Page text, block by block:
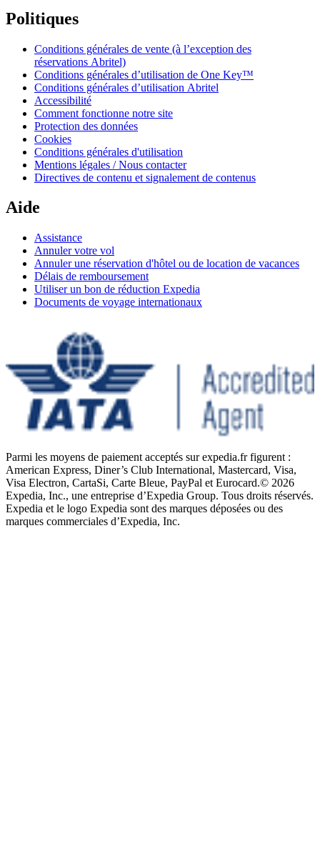
Politiques
Conditions générales de vente (à l’exception des
réservations Abritel)
Conditions générales d’utilisation de One Key™
Conditions générales d’utilisation Abritel
Accessibilité
Comment fonctionne notre site
Protection des données
Cookies
Conditions générales d'utilisation
Mentions légales / Nous contacter
Directives de contenu et signalement de contenus
Aide
Assistance
Annuler votre vol
Annuler une réservation d'hôtel ou de location de vacances
Délais de remboursement
Utiliser un bon de réduction Expedia
Documents de voyage internationaux
Parmi les moyens de paiement acceptés sur expedia.fr figurent :
American Express, Diner’s Club International, Mastercard, Visa,
Visa Electron, CartaSi, Carte Bleue, PayPal et Eurocard.© 2026
Expedia, Inc., une entreprise d’Expedia Group. Tous droits réservés.
Expedia et le logo Expedia sont des marques déposées ou des
marques commerciales d’Expedia, Inc.